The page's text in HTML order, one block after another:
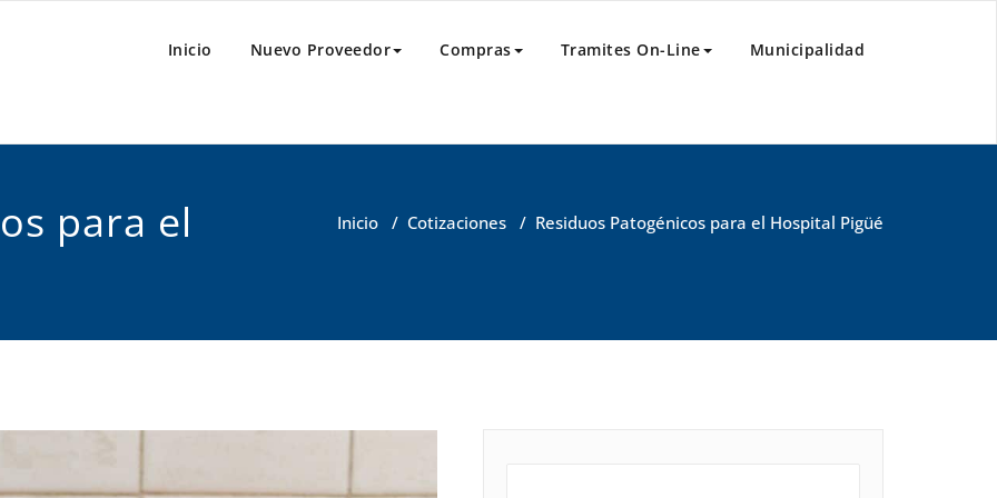
Inicio Nuevo Proveedor Compras Tramites On-Line Municipalidad
para el Inicio / Cotizaciones / Residuos Patogénicos para el Hospital Pigüé